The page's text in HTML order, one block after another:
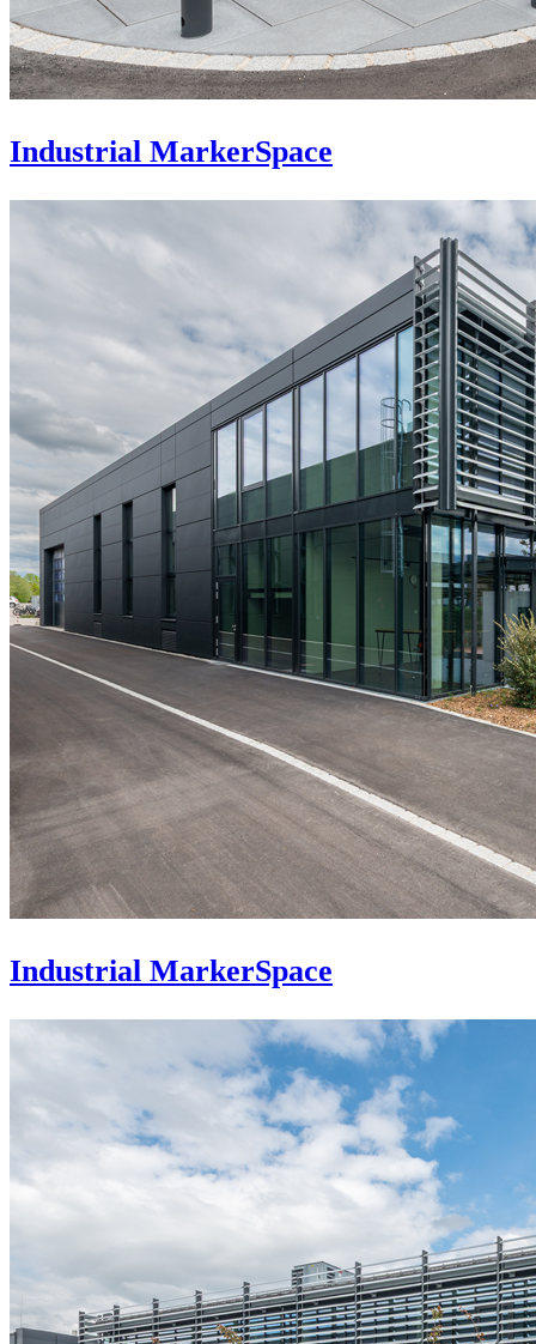
Industrial MarkerSpace
Industrial MarkerSpace